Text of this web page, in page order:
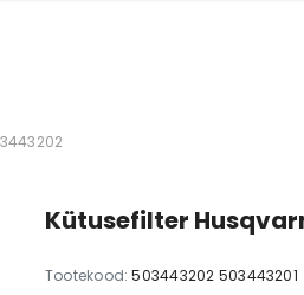
Kütusefilter
Tootekood: 503443202 503443201